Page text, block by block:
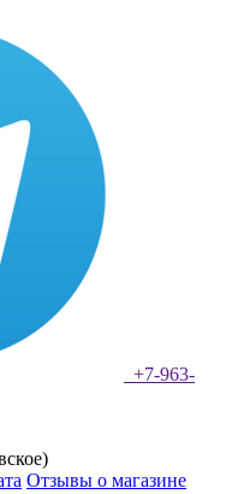
+7-963-
Отзывы о магазине